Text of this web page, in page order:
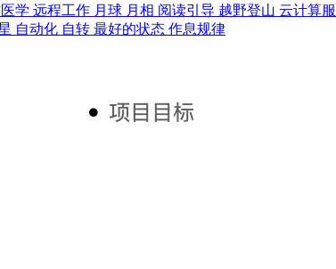
学 远程工作 月球 月相 阅读引导 越野登山 云计算
自动化 自转 最好的状态 作息规律